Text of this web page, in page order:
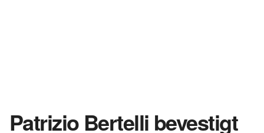
Patrizio Bertelli bevestigt